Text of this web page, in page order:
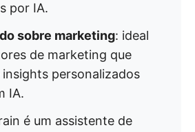
por IA.
sobre marketing: ideal
de marketing que
personalizados
IA.
é um assistente de